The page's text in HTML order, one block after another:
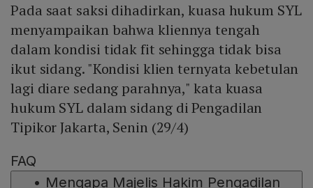
Pada saat saksi dihadirkan, kuasa hukum SYL
menyampaikan bahwa kliennya tengah
dalam kondisi tidak fit sehingga tidak bisa
ikut sidang. "Kondisi klien ternyata kebetulan
lagi diare sedang parahnya," kata kuasa
hukum SYL dalam sidang di Pengadilan
Tipikor Jakarta, Senin (29/4)
FAQ
• Mengapa Majelis Hakim Pengadilan